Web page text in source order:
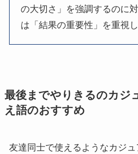
の大切さ」を強調するのに
は「結果の重要性」を重視し
最後までやりきるのカジ
え語のおすすめ
友達同士で使えるようなカジ